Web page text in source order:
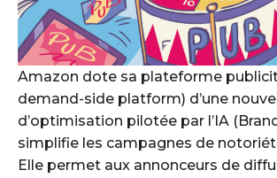
Amazon dote sa plateforme
demand-side platform) d’une
d’optimisation pilotée par l’IA
simplifie les campagnes de
Elle permet aux annonceurs de